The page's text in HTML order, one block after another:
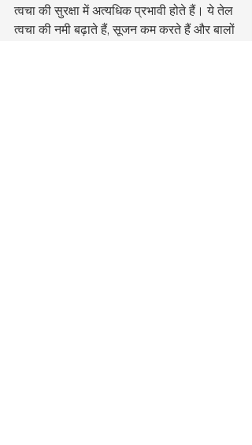
त्वचा की सुरक्षा में अत्यधिक प्रभावी होते हैं। ये तेल
त्वचा की नमी बढ़ाते हैं, सूजन कम करते हैं और बालों